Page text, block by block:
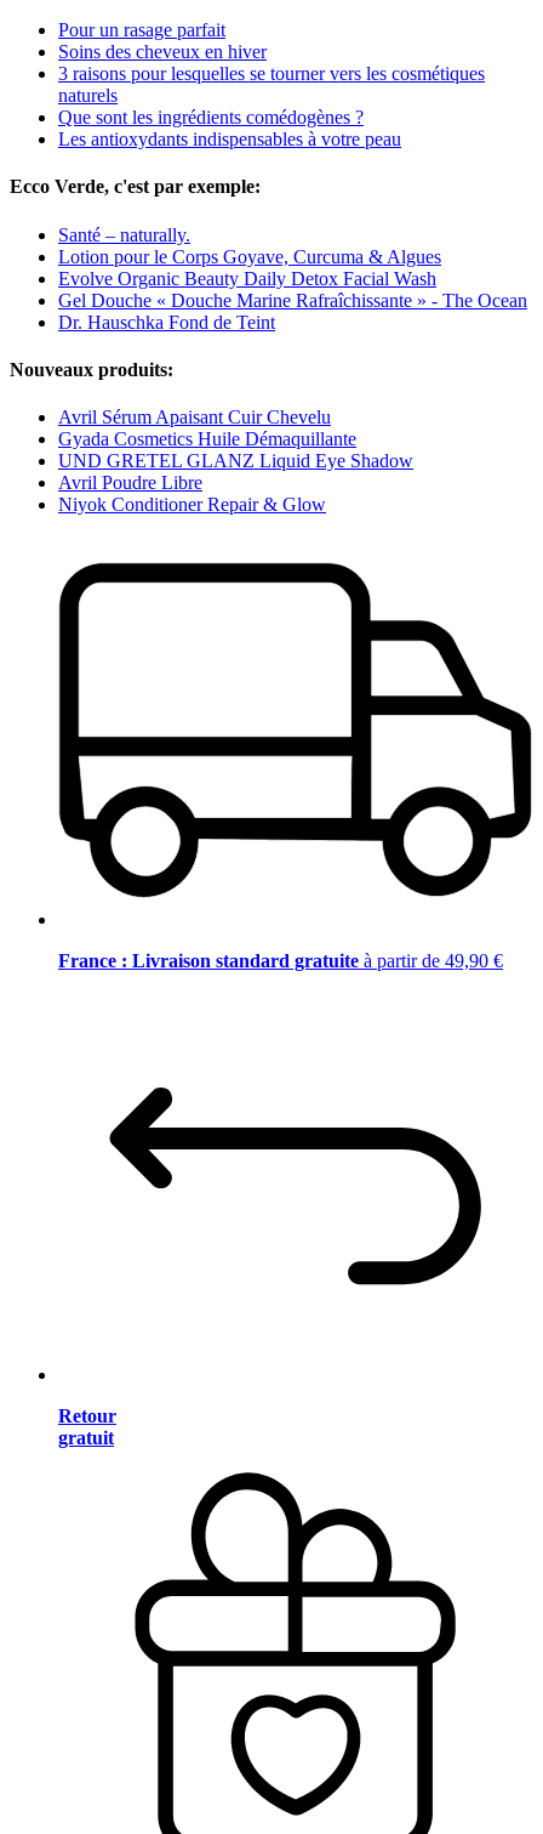
Pour un rasage parfait
Soins des cheveux en hiver
3 raisons pour lesquelles se tourner vers les cosmétiques
naturels
Que sont les ingrédients comédogènes ?
Les antioxydants indispensables à votre peau
Ecco Verde, c'est par exemple:
Santé – naturally.
Lotion pour le Corps Goyave, Curcuma & Algues
Evolve Organic Beauty Daily Detox Facial Wash
Gel Douche « Douche Marine Rafraîchissante » - The Ocean
Dr. Hauschka Fond de Teint
Nouveaux produits:
Avril Sérum Apaisant Cuir Chevelu
Gyada Cosmetics Huile Démaquillante
UND GRETEL GLANZ Liquid Eye Shadow
Avril Poudre Libre
Niyok Conditioner Repair & Glow
France : Livraison standard gratuite à partir de 49,90 €
Retour
gratuit